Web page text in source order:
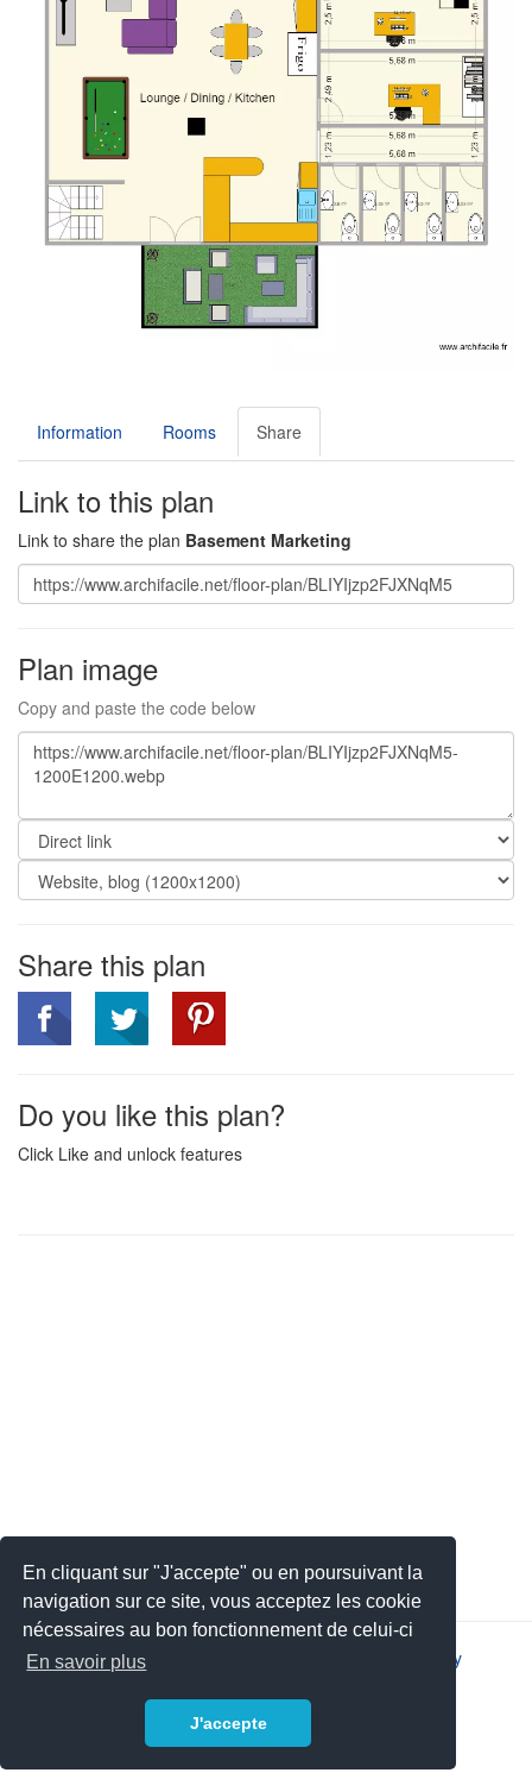
En cliquant sur "J'accepte" ou en poursuivant la
navigation sur ce site, vous acceptez les cookie
nécessaires au bon fonctionnement de celui-ci
En savoir plus
J'accepte
Information Rooms Share
Link to this plan
Link to share the plan Basement Marketing
Plan image
Copy and paste the code below
Share this plan
Do you like this plan?
Click Like and unlock features
2026 © JSYS | Privacy policy